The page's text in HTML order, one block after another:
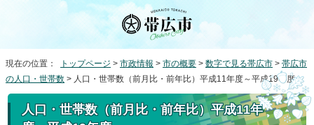
現在の位置： トップページ > 市政情報 > 市の概要 > 数字で見る帯広市 > 帯広市
の人口・世帯数 > 人口・世帯数（前月比・前年比）平成11年度～平成19年度
人口・世帯数（前月比・前年比）平成11年